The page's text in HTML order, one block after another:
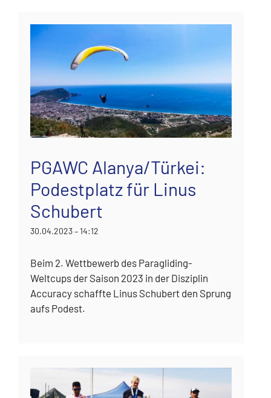
PGAWC Alanya/Türkei:
Podestplatz für Linus
Schubert
30.04.2023 – 14:12
Beim 2. Wettbewerb des Paragliding-
Weltcups der Saison 2023 in der Disziplin
Accuracy schaffte Linus Schubert den Sprung
aufs Podest.